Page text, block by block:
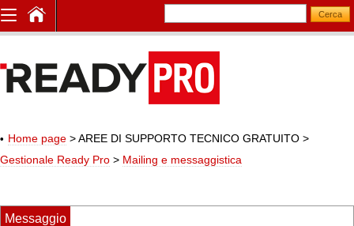
Home page > AREE DI SUPPORTO TECNICO GRATUITO >
Gestionale Ready Pro > Mailing e messaggistica
Messaggio